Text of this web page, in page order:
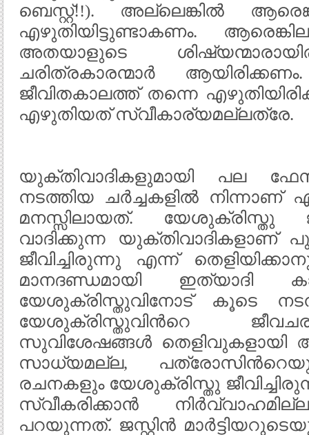
ബെസ്റ്റ്‌!!). അല്ലെങ്കില്‍
എഴുതിയിട്ടുണ്ടാകണം.
അതയാളുടെ
ചരിത്രകാരന്മാര്‍
ജീവിതകാലത്ത് തന്നെ
എഴുതിയത് സ്വീകാര്യമല്ലത്രേ.
യുക്തിവാദികളുമായി പല
നടത്തിയ ചര്‍ച്ചകളില്‍ നിന്നാണ്
മനസ്സിലായത്‌. യേശുക്രിസ്തു
വാദിക്കുന്ന യുക്തിവാദികളാണ്
ജീവിച്ചിരുന്നു എന്ന്
മാനദണ്ഡമായി ഇത്യാദി
യേശുക്രിസ്തുവിനോട് കൂടെ
യേശുക്രിസ്തുവിന്‍റെ
സുവിശേഷങ്ങള്‍ തെളിവുകളായി
സാധ്യമല്ല,
രചനകളും യേശുക്രിസ്തു
സ്വീകരിക്കാന്‍
പറയുന്നത്. ജസ്റ്റിന്‍